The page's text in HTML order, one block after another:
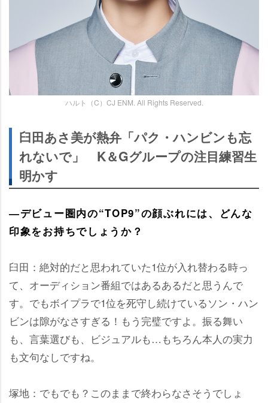
ハルト（C）CJ ENM. All Rights Reserved.
臼田あさ美が熱弁「パク・ハンビンも忘
れないで」 K＆Gグループの注目練習生
明かす
―デビュー圏内の“TOP9”の顔ぶれには、どんな
印象をお持ちでしょうか？
臼田：絶対的だと思われていた1位が入れ替わる時っ
て、オーディション番組ではあるあるだと思うんで
す。でもボイプラで1位を死守し続けているソン・ハン
ビンは隙がなさすぎる！もう完璧ですよ。振る舞い
も、言葉選びも、ビジュアルも…もちろん本人の実力
も文句なしですね。
塚地：でもでも？このままで終わらなさそうでしょ